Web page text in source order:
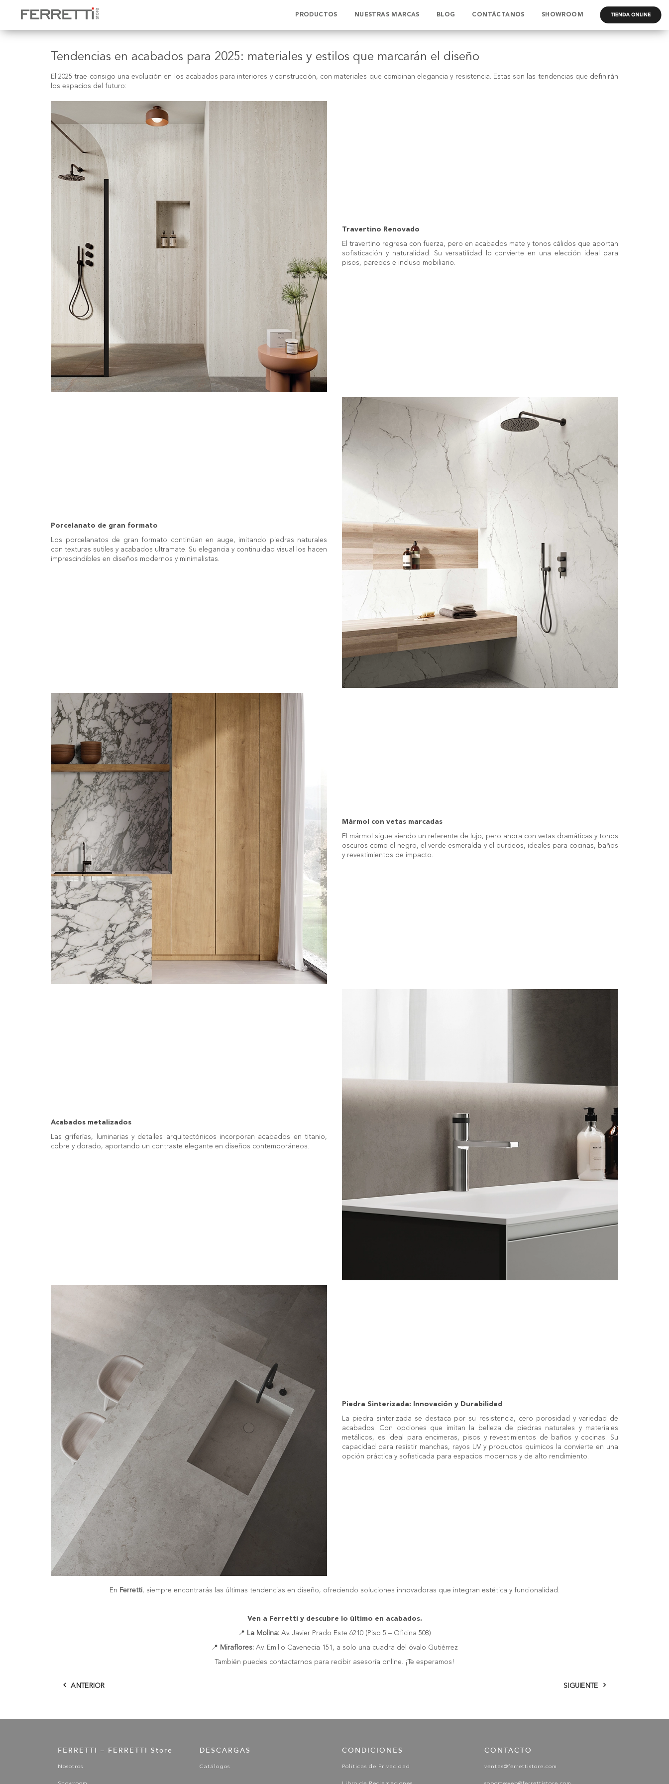
PRODUCTOS NUESTRAS MARCAS BLOG CONTÁCTANOS SHOWROOM .
Tendencias en acabados para 2025: materiales y estilos que marcarán el diseño
El 2025 trae consigo una evolución en los acabados para interiores y construcción, con materiales que combinan elegancia y resistencia. Estas son las tendencias que definirán
los espacios del futuro:
Travertino Renovado
El travertino regresa con fuerza, pero en acabados mate y tonos cálidos que aportan
sofisticación y naturalidad. Su versatilidad lo convierte en una elección ideal para
pisos, paredes e incluso mobiliario.
Porcelanato de gran formato
Los porcelanatos de gran formato continúan en auge, imitando piedras naturales
con texturas sutiles y acabados ultramate. Su elegancia y continuidad visual los hacen
imprescindibles en diseños modernos y minimalistas.
Mármol con vetas marcadas
El mármol sigue siendo un referente de lujo, pero ahora con vetas dramáticas y tonos
oscuros como el negro, el verde esmeralda y el burdeos, ideales para cocinas, baños
y revestimientos de impacto.
Acabados metalizados
Las griferías, luminarias y detalles arquitectónicos incorporan acabados en titanio,
cobre y dorado, aportando un contraste elegante en diseños contemporáneos.
Piedra Sinterizada: Innovación y Durabilidad
La piedra sinterizada se destaca por su resistencia, cero porosidad y variedad de
acabados. Con opciones que imitan la belleza de piedras naturales y materiales
metálicos, es ideal para encimeras, pisos y revestimientos de baños y cocinas. Su
capacidad para resistir manchas, rayos UV y productos químicos la convierte en una
opción práctica y sofisticada para espacios modernos y de alto rendimiento.
En Ferretti, siempre encontrarás las últimas tendencias en diseño, ofreciendo soluciones innovadoras que integran estética y funcionalidad.
Ven a Ferretti y descubre lo último en acabados.
📍 La Molina: Av. Javier Prado Este 6210 (Piso 5 – Oficina 508)
📍 Miraflores: Av. Emilio Cavenecia 151, a solo una cuadra del óvalo Gutiérrez
También puedes contactarnos para recibir asesoría online. ¡Te esperamos!
ANTERIOR SIGUIENTE
FERRETTI – FERRETTI Store
Nosotros
DESCARGAS
Catálogos
CONDICIONES
Políticas de Privacidad
CONTACTO
ventas@ferrettistore.com